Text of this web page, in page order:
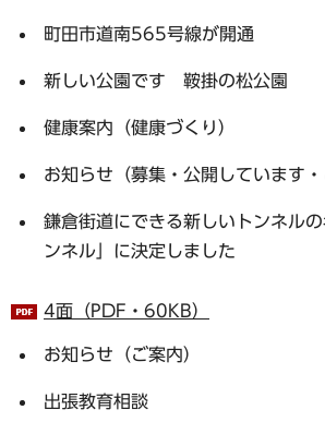
町田市道南565号線が開通
新しい公園です 鞍掛の松公園
健康案内（健康づくり）
お知らせ（募集・公開しています・
鎌倉街道にできる新しいトンネル
ンネル」に決定しました
4面（PDF・60KB）
お知らせ（ご案内）
出張教育相談